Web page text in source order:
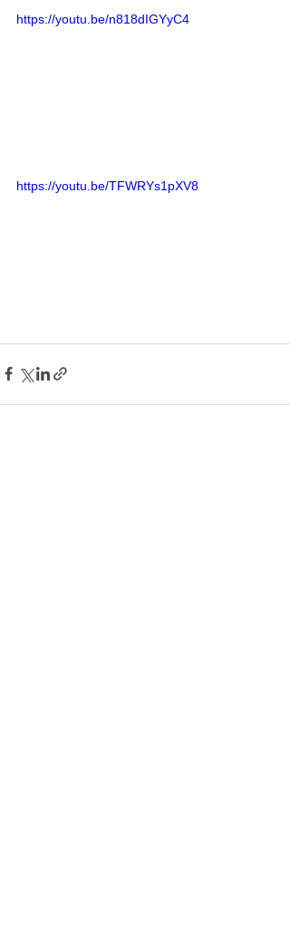
https://youtu.be/n818dIGYyC4
https://youtu.be/TFWRYs1pXV8